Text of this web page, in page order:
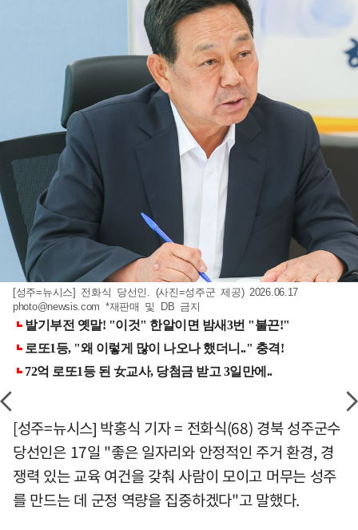
[성주=뉴시스] 전화식 당선인. (사진=성주군 제공) 2026.06.17
photo@newsis.com *재판매 및 DB 금지
[성주=뉴시스] 박홍식 기자 = 전화식(68) 경북 성주군수
당선인은 17일 "좋은 일자리와 안정적인 주거 환경, 경
쟁력 있는 교육 여건을 갖춰 사람이 모이고 머무는 성주
를 만드는 데 군정 역량을 집중하겠다"고 말했다.